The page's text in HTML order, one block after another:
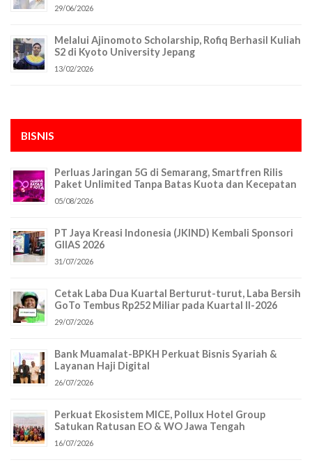
29/06/2026
Melalui Ajinomoto Scholarship, Rofiq Berhasil Kuliah
S2 di Kyoto University Jepang
13/02/2026
BISNIS
Perluas Jaringan 5G di Semarang, Smartfren Rilis
Paket Unlimited Tanpa Batas Kuota dan Kecepatan
05/08/2026
PT Jaya Kreasi Indonesia (JKIND) Kembali Sponsori
GIIAS 2026
31/07/2026
Cetak Laba Dua Kuartal Berturut-turut, Laba Bersih
GoTo Tembus Rp252 Miliar pada Kuartal II-2026
29/07/2026
Bank Muamalat-BPKH Perkuat Bisnis Syariah &
Layanan Haji Digital
26/07/2026
Perkuat Ekosistem MICE, Pollux Hotel Group
Satukan Ratusan EO & WO Jawa Tengah
16/07/2026